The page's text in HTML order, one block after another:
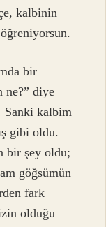
kalbinin
bir
ne?” diye
Sanki kalbim
gibi oldu.
bir şey oldu;
göğsümün
fark
olduğu